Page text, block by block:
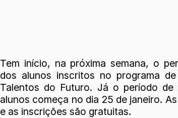
Tem início, na próxima semana, o
dos alunos inscritos no programa
Talentos do Futuro. Já o período de
alunos começa no dia 25 de janeiro.
e as inscrições são gratuitas.